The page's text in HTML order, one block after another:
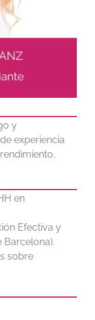
y
experiencia
en
Efectiva y
Barcelona).
sobre